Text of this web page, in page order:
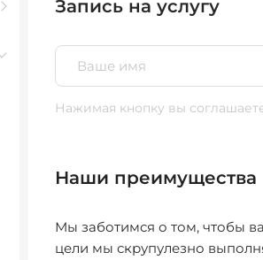
Запись на услугу
Нажимая кнопку вы
Наши преимущества
Мы заботимся о том, чтобы
цели мы скрупулезно